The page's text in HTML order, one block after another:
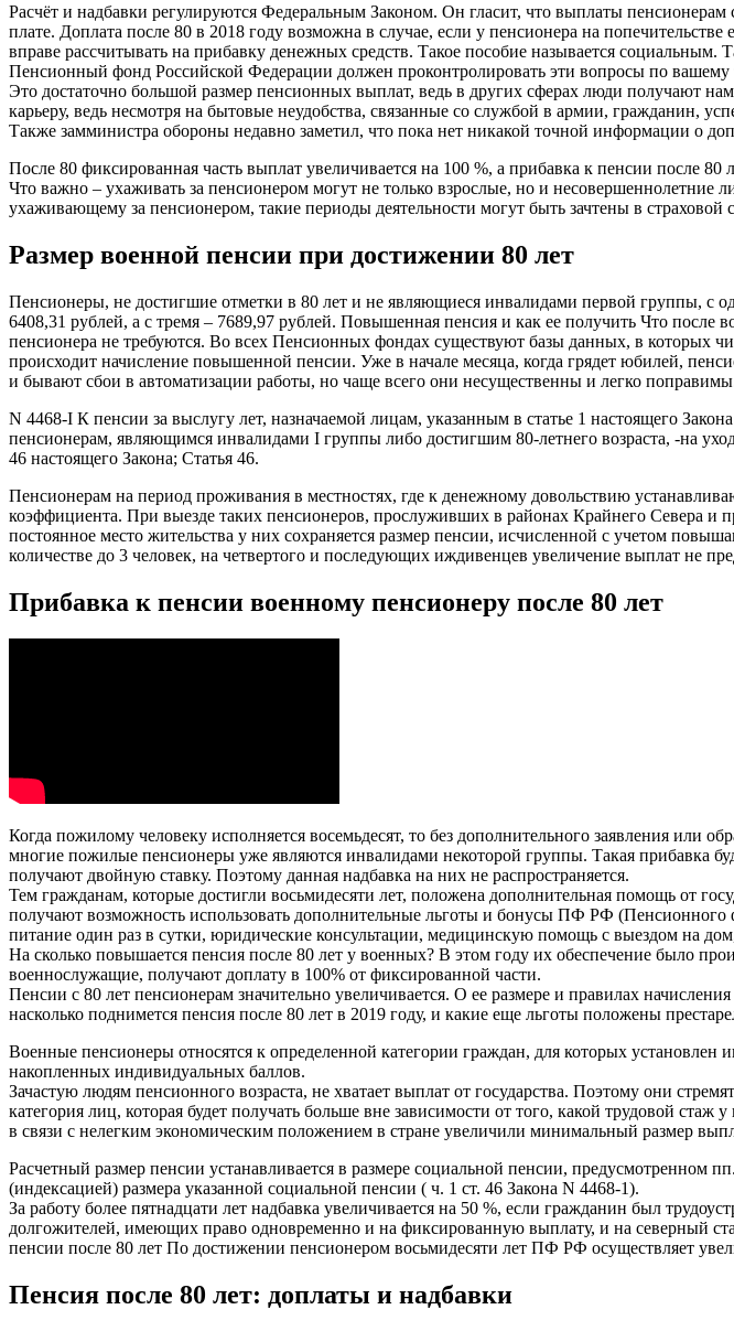
Расчёт и надбавки регулируются Федеральным Законом. Он гласит, что выплаты
плате. Доплата после 80 в 2018 году возможна в случае, если у пенсионера на
вправе рассчитывать на прибавку денежных средств. Такое пособие называется
Пенсионный фонд Российской Федерации должен проконтролировать эти вопросы по вашему
Это достаточно большой размер пенсионных выплат, ведь в других сферах люди получают
карьеру, ведь несмотря на бытовые неудобства, связанные со службой в армии, гражданин,
Также замминистра обороны недавно заметил, что пока нет никакой точной информации о
После 80 фиксированная часть выплат увеличивается на 100 %, а прибавка к пенсии после
Что важно – ухаживать за пенсионером могут не только взрослые, но и несовершеннолетние
ухаживающему за пенсионером, такие периоды деятельности могут быть зачтены в
Размер военной пенсии при достижении 80 лет
Пенсионеры, не достигшие отметки в 80 лет и не являющиеся инвалидами первой группы, с
6408,31 рублей, а с тремя – 7689,97 рублей. Повышенная пенсия и как ее получить Что
пенсионера не требуются. Во всех Пенсионных фондах существуют базы данных, в которых
происходит начисление повышенной пенсии. Уже в начале месяца, когда грядет юбилей,
и бывают сбои в автоматизации работы, но чаще всего они несущественны и легко
N 4468-I К пенсии за выслугу лет, назначаемой лицам, указанным в статье 1 настоящего
пенсионерам, являющимся инвалидами I группы либо достигшим 80-летнего возраста, -на
46 настоящего Закона; Статья 46.
Пенсионерам на период проживания в местностях, где к денежному довольствию
коэффициента. При выезде таких пенсионеров, прослуживших в районах Крайнего Севера и
постоянное место жительства у них сохраняется размер пенсии, исчисленной с учетом
количестве до 3 человек, на четвертого и последующих иждивенцев увеличение выплат не
Прибавка к пенсии военному пенсионеру после 80 лет
Когда пожилому человеку исполняется восемьдесят, то без дополнительного заявления
многие пожилые пенсионеры уже являются инвалидами некоторой группы. Такая прибавка
получают двойную ставку. Поэтому данная надбавка на них не распространяется.
Тем гражданам, которые достигли восьмидесяти лет, положена дополнительная помощь от
получают возможность использовать дополнительные льготы и бонусы ПФ РФ
питание один раз в сутки, юридические консультации, медицинскую помощь с выездом на
На сколько повышается пенсия после 80 лет у военных? В этом году их обеспечение было
военнослужащие, получают доплату в 100% от фиксированной части.
Пенсии с 80 лет пенсионерам значительно увеличивается. О ее размере и правилах
насколько поднимется пенсия после 80 лет в 2019 году, и какие еще льготы положены
Военные пенсионеры относятся к определенной категории граждан, для которых установлен
накопленных индивидуальных баллов.
Зачастую людям пенсионного возраста, не хватает выплат от государства. Поэтому они
категория лиц, которая будет получать больше вне зависимости от того, какой трудовой
в связи с нелегким экономическим положением в стране увеличили минимальный размер
Расчетный размер пенсии устанавливается в размере социальной пенсии, предусмотренном
(индексацией) размера указанной социальной пенсии ( ч. 1 ст. 46 Закона N 4468-1).
За работу более пятнадцати лет надбавка увеличивается на 50 %, если гражданин был
долгожителей, имеющих право одновременно и на фиксированную выплату, и на северный
пенсии после 80 лет По достижении пенсионером восьмидесяти лет ПФ РФ осуществляет
Пенсия после 80 лет: доплаты и надбавки